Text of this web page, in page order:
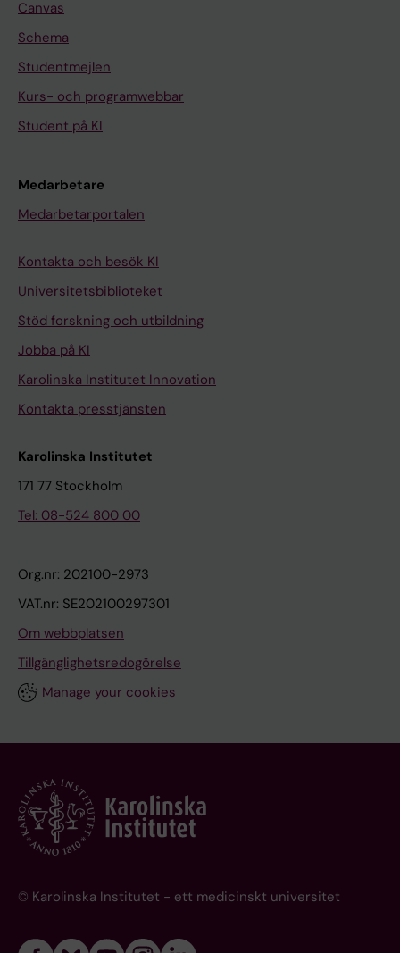
Canvas
Schema
Studentmejlen
Kurs- och programwebbar
Student på KI
Medarbetare
Medarbetarportalen
Kontakta och besök KI
Universitetsbiblioteket
Stöd forskning och utbildning
Jobba på KI
Karolinska Institutet Innovation
Kontakta presstjänsten
Karolinska Institutet
171 77 Stockholm
Tel: 08-524 800 00
Org.nr: 202100-2973
VAT.nr: SE202100297301
Om webbplatsen
Tillgänglighetsredogörelse
Manage your cookies
© Karolinska Institutet - ett medicinskt universitet